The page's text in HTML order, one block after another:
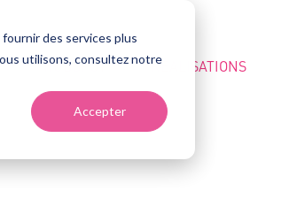
des services plus
utilisons, consultez notre
Accepter
HUBSPOT RÉALISATIONS